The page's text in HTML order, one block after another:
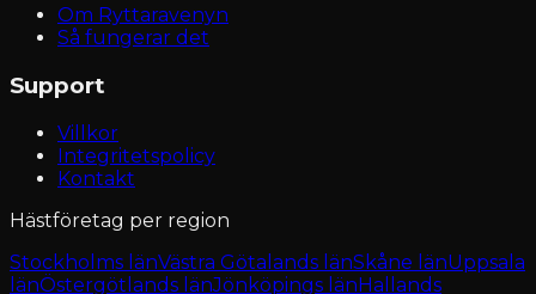
Om Ryttaravenyn
Så fungerar det
Support
Villkor
Integritetspolicy
Kontakt
Hästföretag per region
Stockholms länVästra Götalands länSkåne länUppsala
länÖstergötlands länJönköpings länHallands